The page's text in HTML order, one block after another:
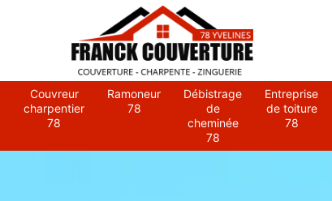
Couvreur
charpentier
78
Ramoneur
78
Débistrage
de
cheminée
78
Entreprise
de toiture
78